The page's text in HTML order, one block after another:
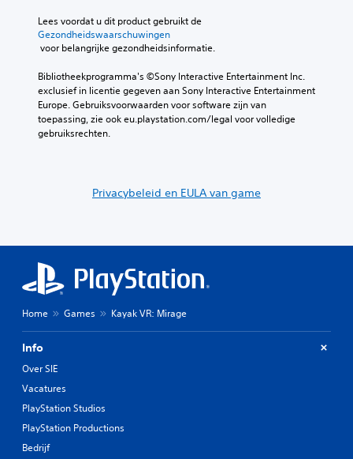
Lees voordat u dit product gebruikt de
Gezondheidswaarschuwingen
voor belangrijke gezondheidsinformatie.
Bibliotheekprogramma's ©Sony Interactive Entertainment Inc.
exclusief in licentie gegeven aan Sony Interactive Entertainment
Europe. Gebruiksvoorwaarden voor software zijn van
toepassing, zie ook eu.playstation.com/legal voor volledige
gebruiksrechten.
Privacybeleid en EULA van game
Home Games Kayak VR: Mirage
Info
Over SIE
Vacatures
PlayStation Studios
PlayStation Productions
Bedrijf